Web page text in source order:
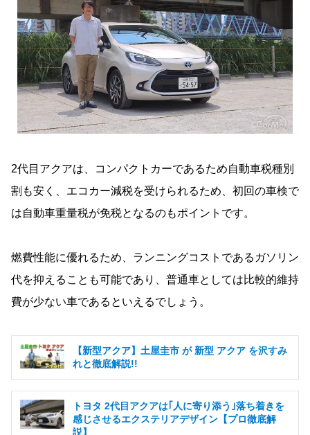
2代目アクアは、コンパクトカーであるため自動車税種別
割も安く、エコカー減税を受けられるため、初回の車検で
は自動車重量税が免税となるのもポイントです。
燃費性能に優れるため、ランニングコストであるガソリン
代を抑えることも可能であり、普通車としては比較的維持
費が少ない車であるといえるでしょう。
【新型アクア】土屋圭市 が 新型 アクア を沢すみ
れと徹底解説!!
トヨタ 2代目アクアは｢人に寄り添う｣落ち着きを
感じさせるエクステリアデザイン【プロ徹底解
説】